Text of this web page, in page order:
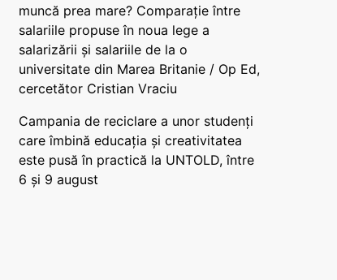
muncă prea mare? Comparație între
salariile propuse în noua lege a
salarizării și salariile de la o
universitate din Marea Britanie / Op Ed,
cercetător Cristian Vraciu
Campania de reciclare a unor studenți
care îmbină educația și creativitatea
este pusă în practică la UNTOLD, între
6 și 9 august